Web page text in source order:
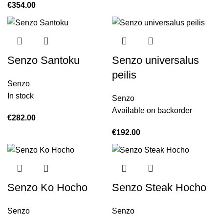
€354.00
Senzo Santoku
Senzo
In stock
€282.00
Senzo universalus
peilis
Senzo
Available on backorder
€192.00
Senzo Ko Hocho
Senzo
Senzo Steak Hocho
Senzo